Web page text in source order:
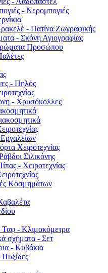
- Νερομπογιές
- Πατίνα Ζωγραφικής
- Σκόνη Αγιογραφίας
Προσώπου
- Πηλός
- Χρυσόκoλλες
Xειροτεχνίας
Σιλικόνης
- Χειροτεχνίας
Κοσμημάτων
Ταφ - Κλιμακόμετρα
σχήματα - Σετ
- Κυβάκια
Πυξίδες